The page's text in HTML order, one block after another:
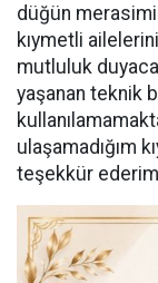
düğün
kıymetli
mutluluk
yaşanan teknik
ulaşamadığım
teşekkür